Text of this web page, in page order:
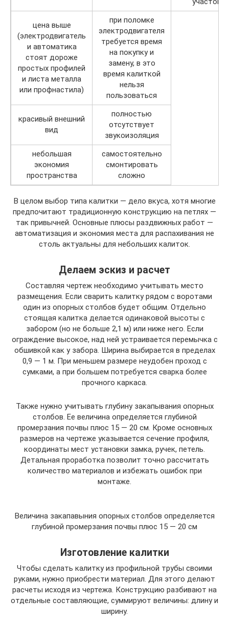
цена выше
(электродвигатель
и автоматика
стоят дороже
простых профилей
и листа металла
или профнастила)
при поломке
электродвигателя
требуется время
на покупку и
замену, в это
время калиткой
нельзя
пользоваться
красивый внешний
вид
полностью
отсутствует
звукоизоляция
небольшая
экономия
пространства
самостоятельно
смонтировать
сложно
В целом выбор типа калитки — дело вкуса, хотя многие
предпочитают традиционную конструкцию на петлях —
так привычней. Основные плюсы раздвижных работ —
автоматизация и экономия места для распахивания не
столь актуальны для небольших калиток.
Делаем эскиз и расчет
Составляя чертеж необходимо учитывать место
размещения. Если сварить калитку рядом с воротами
один из опорных столбов будет общим. Отдельно
стоящая калитка делается одинаковой высоты с
забором (но не больше 2,1 м) или ниже него. Если
ограждение высокое, над ней устраивается перемычка с
обшивкой как у забора. Ширина выбирается в пределах
0,9 — 1 м. При меньшем размере неудобен проход с
сумками, а при большем потребуется сварка более
прочного каркаса.
Также нужно учитывать глубину закапывания опорных
столбов. Ее величина определяется глубиной
промерзания почвы плюс 15 — 20 см. Кроме основных
размеров на чертеже указывается сечение профиля,
координаты мест установки замка, ручек, петель.
Детальная проработка позволит точно рассчитать
количество материалов и избежать ошибок при
монтаже.
Величина закапавыния опорных столбов определяется
глубиной промерзания почвы плюс 15 — 20 см
Изготовление калитки
Чтобы сделать калитку из профильной трубы своими
руками, нужно приобрести материал. Для этого делают
расчеты исходя из чертежа. Конструкцию разбивают на
отдельные составляющие, суммируют величины: длину и
ширину.